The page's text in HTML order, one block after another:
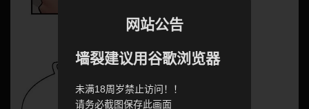
网站公告
墙裂建议用谷歌浏览器
未满18周岁禁止访问！！
请务必截图保存此画面